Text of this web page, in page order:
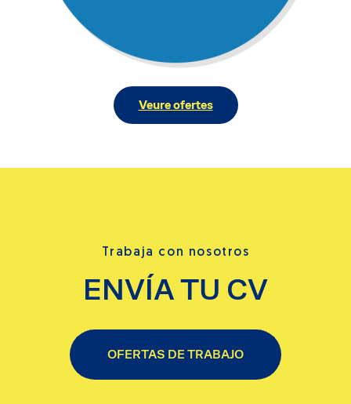
Veure ofertes
Trabaja con nosotros
ENVÍA TU CV
OFERTAS DE TRABAJO